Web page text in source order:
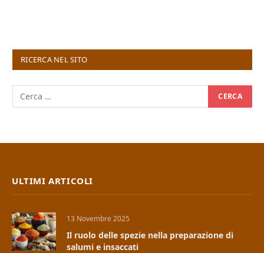
RICERCA NEL SITO
ULTIMI ARTICOLI
13 Novembre 2025
Il ruolo delle spezie nella preparazione di
salumi e insaccati